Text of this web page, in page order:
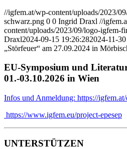
//igfem.at/wp-content/uploads/2023/
schwarz.png 0 0 Ingrid Draxl //
content/uploads/2023/09/logo-igfem-
Draxl2024-09-15 19:26:282024-11-
„Störfeuer“ am 27.09.2024 in
EU-Symposium und
01.-03.10.2026 in Wien
Infos und Anmeldung: https://
https://www.igfem.eu/project-epesep
UNTERSTÜTZEN